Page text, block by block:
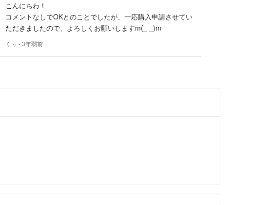
【お値下げ直後のお値下げ】
【大幅なお値下げ】
【お取り置き】はご遠慮願います。
こんにちわ！
コメントなしでOKとのことでしたが、一応購入申請させてい
ただきましたので、よろしくお願いしますm(_ _)m
くぅ - 3年弱前